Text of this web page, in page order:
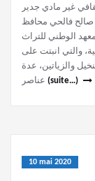
غير مادي جدير
صالح فالحي محافظ
الوطني للتراث
والتي انبتت على
والزياتين، عدة
(suite…)
10 mai 2020